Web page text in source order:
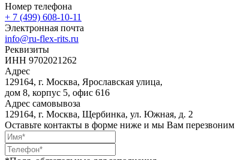
Номер телефона
+ 7 (499) 608-10-11
Электронная почта
info@ru-flex-rits.ru
Реквизиты
ИНН 9702021262
Адрес
129164, г. Москва, Ярославская улица,
дом 8, корпус 5, офис 616
Адрес самовывоза
129164, г. Москва, Щербинка, ул. Южная, д. 2
Оставьте контакты в форме ниже и мы Вам перезвоним